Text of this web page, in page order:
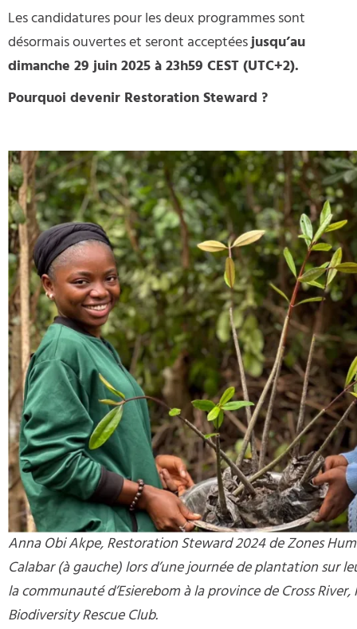
Les candidatures pour les deux programmes sont
désormais ouvertes et seront acceptéesjusqu’au
dimanche 29 juin 2025 à 23h59 CEST (UTC+2).
Pourquoi devenir Restoration Steward ?
Anna Obi Akpe, Restoration Steward 2024 de Zones
Calabar (à gauche) lors d’une journée de plantation sur
la communauté d’Esierebom à la province de Cross
Biodiversity Rescue Club.